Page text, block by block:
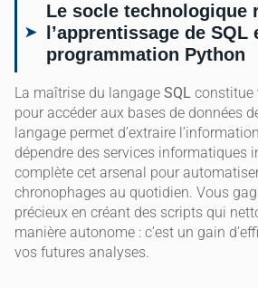
Le socle technologique
l’apprentissage de SQL
programmation Python
La maîtrise du langage SQL constitue
pour accéder aux bases de données
langage permet d’extraire
dépendre des services informatiques
complète cet arsenal pour
chronophages au quotidien. Vous
précieux en créant des scripts qui
manière autonome : c’est un gain
vos futures analyses.